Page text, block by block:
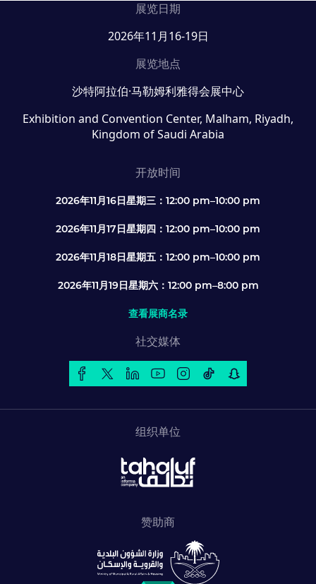
展览日期
2026年11月16-19日
展览地点
沙特阿拉伯·马勒姆利雅得会展中心
Exhibition and Convention Center, Malham, Riyadh,
Kingdom of Saudi Arabia
开放时间
2026年11月16日星期三：12:00 pm–10:00 pm
2026年11月17日星期四：12:00 pm–10:00 pm
2026年11月18日星期五：12:00 pm–10:00 pm
2026年11月19日星期六：12:00 pm–8:00 pm
查看展商名录
社交媒体
组织单位
赞助商